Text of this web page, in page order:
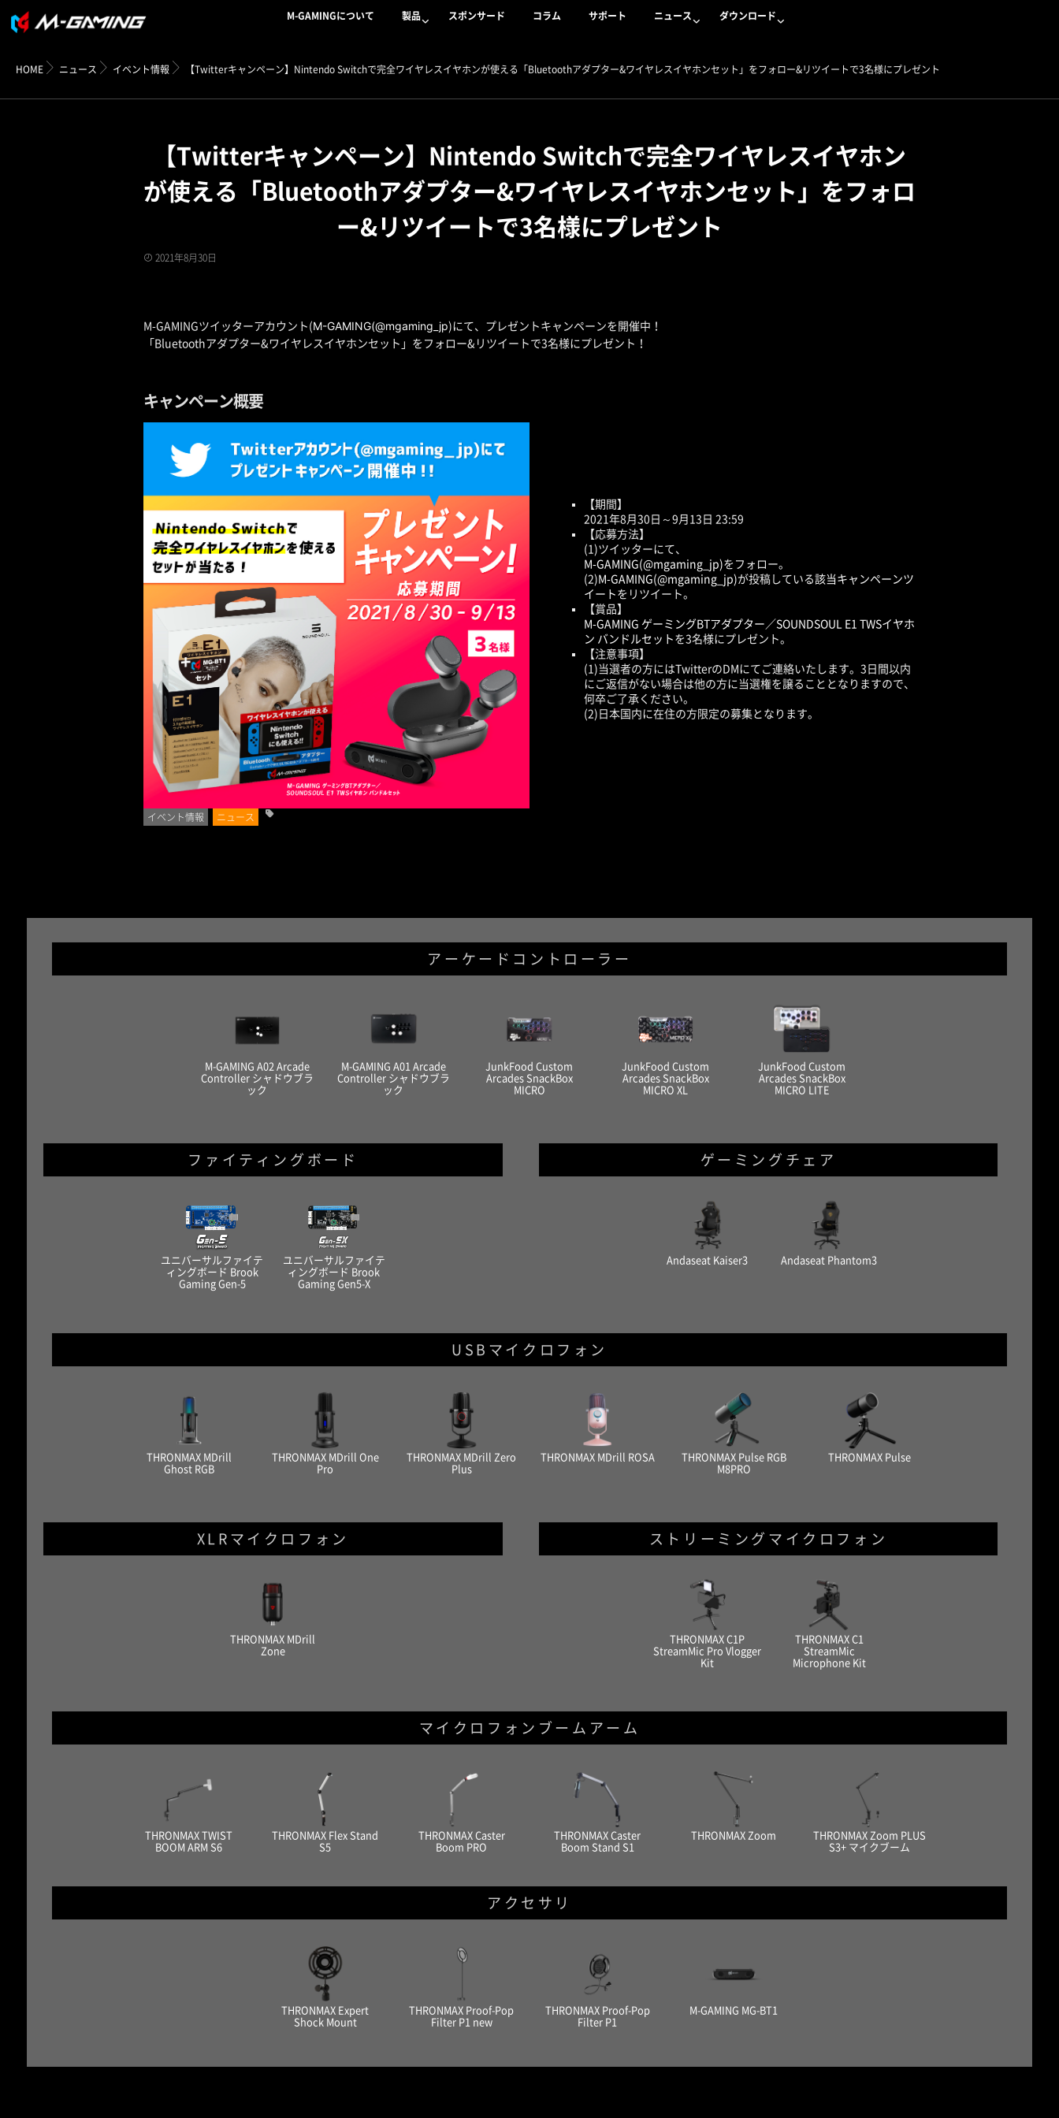
M-GAMINGについて 製品 スポンサード コラム サポート ニュース ダウンロード
HOME ニュース イベント情報 【Twitterキャンペーン】Nintendo Switchで完全ワイヤレスイヤホンが使える「Bluetoothアダプター&ワイヤレスイヤホンセット」をフォロー&リツイートで3名様にプレゼント
【Twitterキャンペーン】Nintendo Switchで完全ワイヤレスイヤホン
が使える「Bluetoothアダプター&ワイヤレスイヤホンセット」をフォロ
ー&リツイートで3名様にプレゼント
2021年8月30日
M-GAMINGツイッターアカウント(M-GAMING(@mgaming_jp)にて、プレゼントキャンペーンを開催中！
「Bluetoothアダプター&ワイヤレスイヤホンセット」をフォロー&リツイートで3名様にプレゼント！
キャンペーン概要
【期間】
2021年8月30日～9月13日 23:59
【応募方法】
(1)ツイッターにて、
M-GAMING(@mgaming_jp)をフォロー。
(2) M-GAMING(@mgaming_jp)が投稿している該当キャンペーンツ
イート をリツイート。
【賞品】
M-GAMING ゲーミングBTアダプター／SOUNDSOUL E1 TWSイヤホ
ン バンドルセット を3名様にプレゼント。
【注意事項】
(1)当選者の方にはTwitterのDMにてご連絡いたします。3日間以内
にご返信がない場合は他の方に当選権を譲ることとなりますので、
何卒ご了承ください。
(2)日本国内に在住の方限定の募集となります。
イベント情報 ニュース
アーケードコントローラー
M-GAMING A02 Arcade
Controller シャドウブラ
ック
M-GAMING A01 Arcade
Controller シャドウブラ
ック
JunkFood Custom
Arcades SnackBox
MICRO
JunkFood Custom
Arcades SnackBox
MICRO XL
JunkFood Custom
Arcades SnackBox
MICRO LITE
ファイティングボード
ユニバーサルファイテ
ィングボード Brook
Gaming Gen-5
ユニバーサルファイテ
ィングボード Brook
Gaming Gen5-X
ゲーミングチェア
Andaseat Kaiser3 Andaseat Phantom3
USBマイクロフォン
THRONMAX MDrill
Ghost RGB
THRONMAX MDrill One
Pro
THRONMAX MDrill Zero
Plus
THRONMAX MDrill ROSA
THRONMAX Pulse RGB
M8PRO
THRONMAX Pulse
XLRマイクロフォン
THRONMAX MDrill
Zone
ストリーミングマイクロフォン
THRONMAX C1P
StreamMic Pro Vlogger
Kit
THRONMAX C1
StreamMic
Microphone Kit
マイクロフォンブームアーム
THRONMAX TWIST
BOOM ARM S6
THRONMAX Flex Stand
S5
THRONMAX Caster
Boom PRO
THRONMAX Caster
Boom Stand S1
THRONMAX Zoom
THRONMAX Zoom PLUS
S3+ マイクブーム
アクセサリ
THRONMAX Expert
Shock Mount
THRONMAX Proof-Pop
Filter P1 new
THRONMAX Proof-Pop
Filter P1
M-GAMING MG-BT1